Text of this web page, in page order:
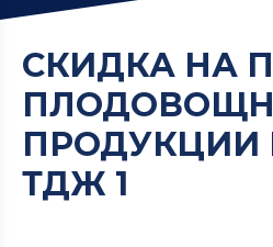
СКИДКА НА
ПРОДУКЦИИ
ТДЖ 1